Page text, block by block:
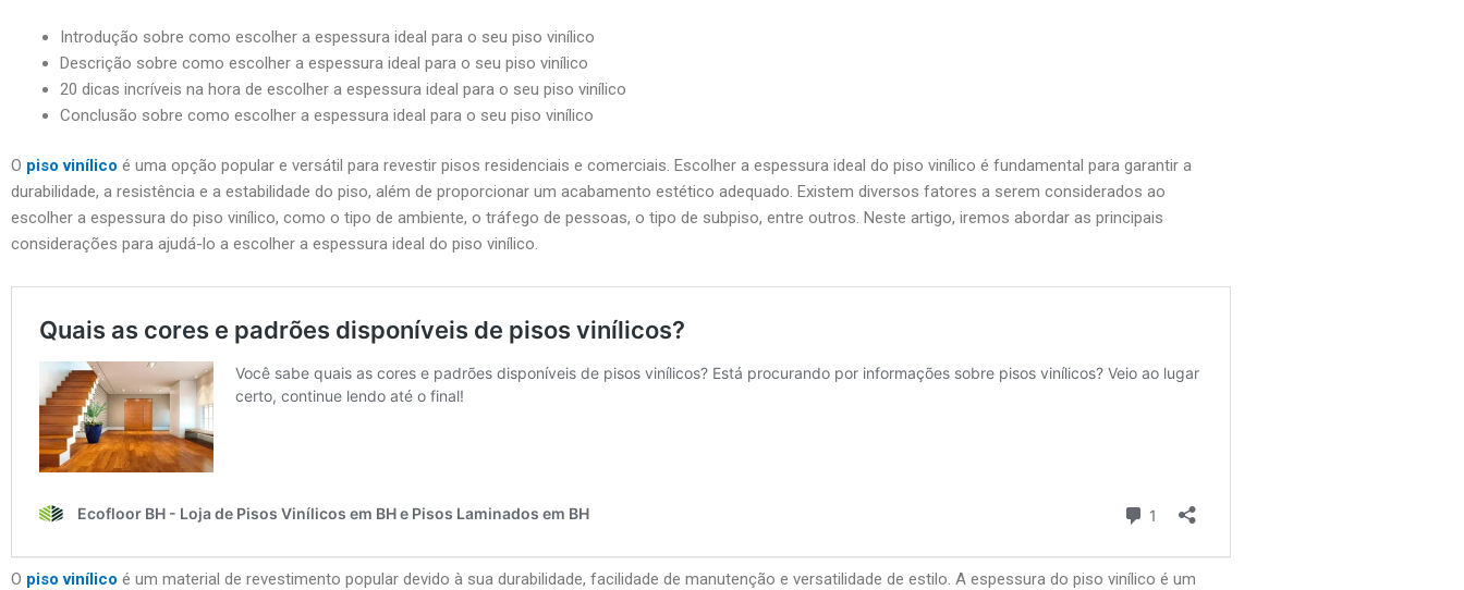
Introdução sobre como escolher a espessura ideal para o seu piso vinílico
Descrição sobre como escolher a espessura ideal para o seu piso vinílico
20 dicas incríveis na hora de escolher a espessura ideal para o seu piso vinílico
Conclusão sobre como escolher a espessura ideal para o seu piso vinílico
O piso vinílico é uma opção popular e versátil para revestir pisos residenciais e comerciais. Escolher a espessura ideal do piso vinílico é fundamental para garantir a
durabilidade, a resistência e a estabilidade do piso, além de proporcionar um acabamento estético adequado. Existem diversos fatores a serem considerados ao
escolher a espessura do piso vinílico, como o tipo de ambiente, o tráfego de pessoas, o tipo de subpiso, entre outros. Neste artigo, iremos abordar as principais
considerações para ajudá-lo a escolher a espessura ideal do piso vinílico.
O piso vinílico é um material de revestimento popular devido à sua durabilidade, facilidade de manutenção e versatilidade de estilo. A espessura do piso vinílico é um